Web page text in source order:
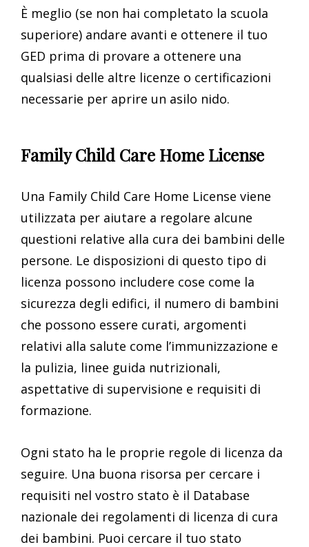
È meglio (se non hai completato la scuola
superiore) andare avanti e ottenere il tuo
GED prima di provare a ottenere una
qualsiasi delle altre licenze o certificazioni
necessarie per aprire un asilo nido.
Family Child Care Home License
Una Family Child Care Home License viene
utilizzata per aiutare a regolare alcune
questioni relative alla cura dei bambini delle
persone. Le disposizioni di questo tipo di
licenza possono includere cose come la
sicurezza degli edifici, il numero di bambini
che possono essere curati, argomenti
relativi alla salute come l’immunizzazione e
la pulizia, linee guida nutrizionali,
aspettative di supervisione e requisiti di
formazione.
Ogni stato ha le proprie regole di licenza da
seguire. Una buona risorsa per cercare i
requisiti nel vostro stato è il Database
nazionale dei regolamenti di licenza di cura
dei bambini. Puoi cercare il tuo stato